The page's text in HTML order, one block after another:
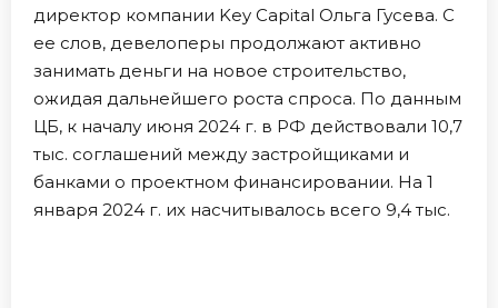
директор компании Key Capital Ольга Гусева. С
ее слов, девелоперы продолжают активно
занимать деньги на новое строительство,
ожидая дальнейшего роста спроса. По данным
ЦБ, к началу июня 2024 г. в РФ действовали 10,7
тыс. соглашений между застройщиками и
банками о проектном финансировании. На 1
января 2024 г. их насчитывалось всего 9,4 тыс.